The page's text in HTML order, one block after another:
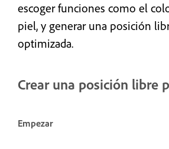
escoger funciones como el
piel, y generar una posición
optimizada.
Crear una posición libre
Empezar